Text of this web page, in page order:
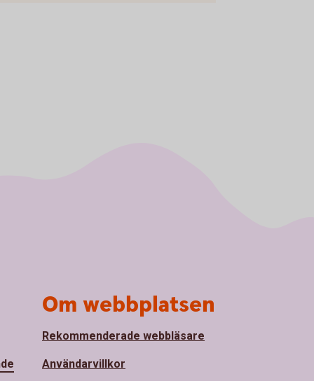
Om webbplatsen
Rekommenderade webbläsare
Användarvillkor